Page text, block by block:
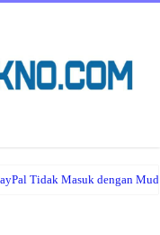
Tidak Masuk dengan